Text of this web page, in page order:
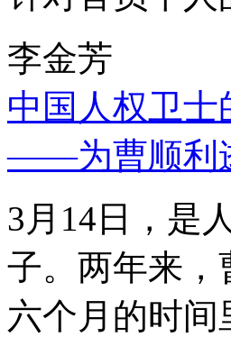
李金芳
中国人权卫士
——为曹顺利
3月14日，是
子。两年来，
六个月的时